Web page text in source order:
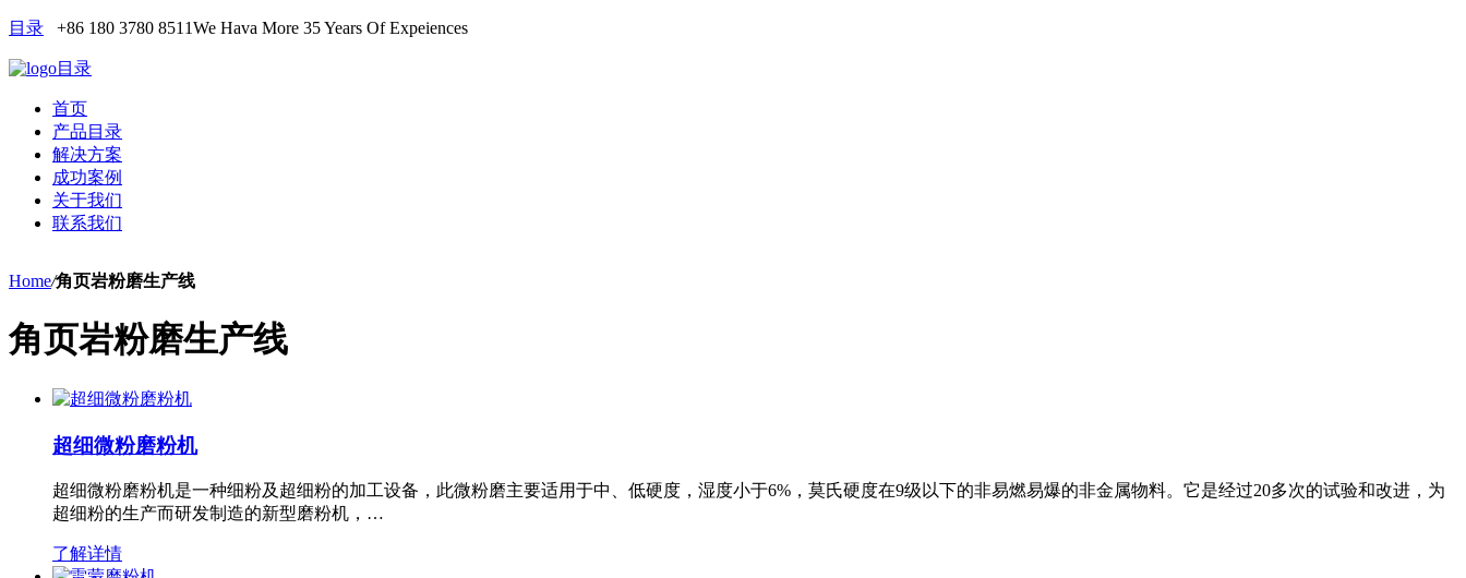
目录 +86 180 3780 8511We Hava More 35 Years Of Expeiences
目录
首页
产品目录
解决方案
成功案例
关于我们
联系我们
Home/角页岩粉磨生产线
角页岩粉磨生产线
超细微粉磨粉机
超细微粉磨粉机是一种细粉及超细粉的加工设备，此微粉磨主要适用于中、低硬度，湿度小于6%，莫氏硬度在9级以下的非易燃易爆的非金属物料。它是经过20多次的试验和改进，为
超细粉的生产而研发制造的新型磨粉机，…
了解详情